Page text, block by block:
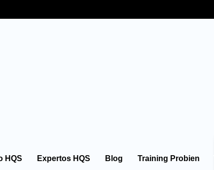
HQS Expertos HQS Blog Training Probien